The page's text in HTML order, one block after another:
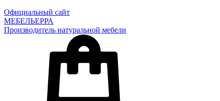
Официальный сайт
МЕБЕЛЬЕРРА
Производитель натуральной мебели